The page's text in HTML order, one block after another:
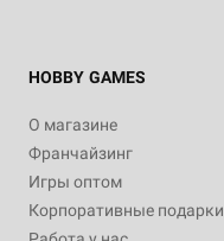
HOBBY GAMES
О магазине
Франчайзинг
Игры оптом
Корпоративные подарки